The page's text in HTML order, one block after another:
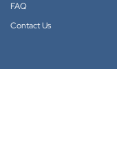
FAQ
Contact Us